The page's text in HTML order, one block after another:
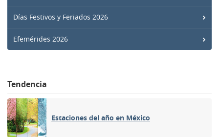
Días Festivos y Feriados 2026
Efemérides 2026
Tendencia
Estaciones del año en México